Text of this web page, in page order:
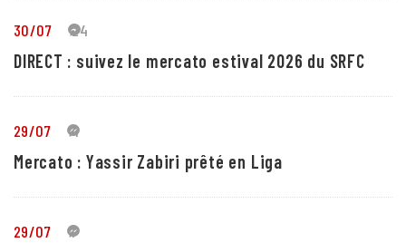
30/07 24
DIRECT : suivez le mercato estival 2026 du SRFC
29/07 4
Mercato : Yassir Zabiri prêté en Liga
29/07 1